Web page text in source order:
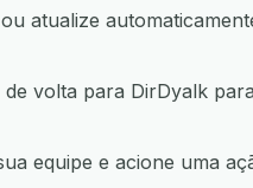
atualize
volta para DirDyalk
equipe e acione uma